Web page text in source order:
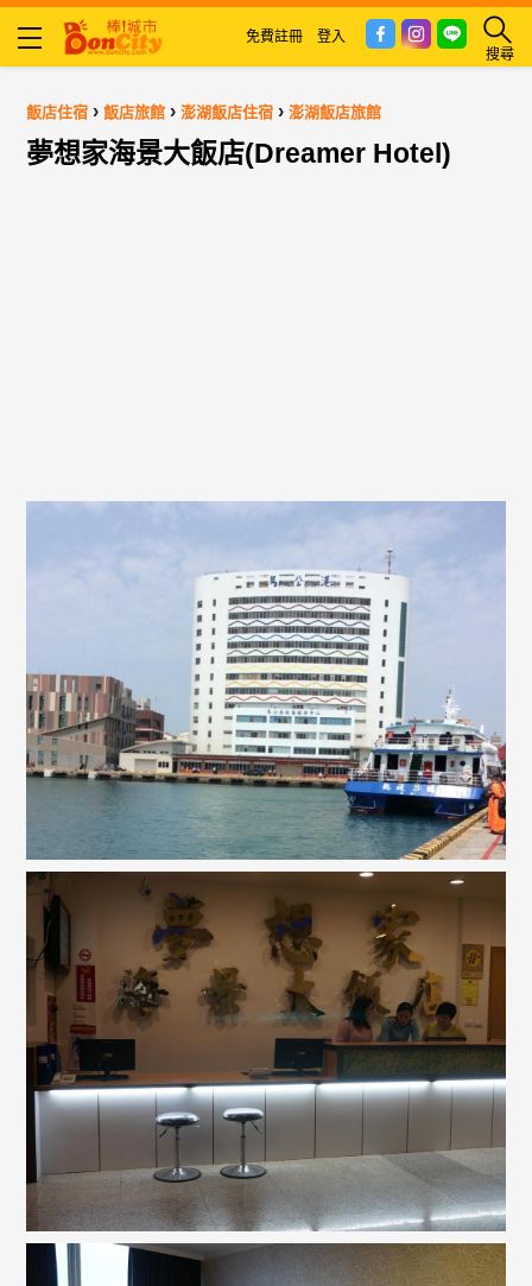
搜尋
免費註冊 登入
飯店住宿 ›飯店旅館 ›澎湖飯店住宿 ›澎湖飯店旅館
夢想家海景大飯店(Dreamer Hotel)